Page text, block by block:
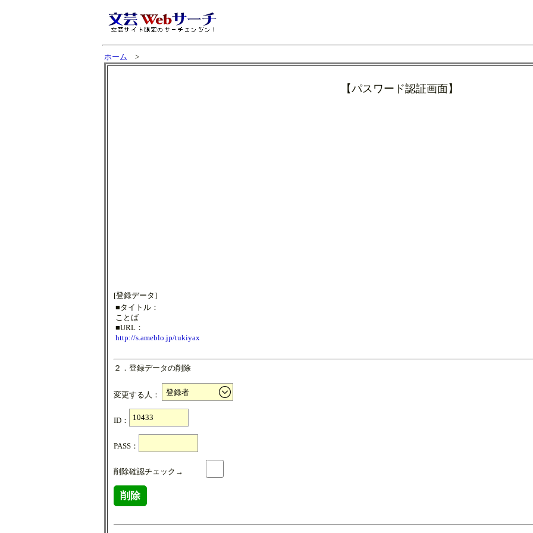
ホーム >
【パスワード認証画面】
[登録データ]
■タイトル：
ことば
■URL：
http://s.ameblo.jp/tukiyax
２．登録データの削除
変更する人：
ID：
PASS：
削除確認チェック→
削除